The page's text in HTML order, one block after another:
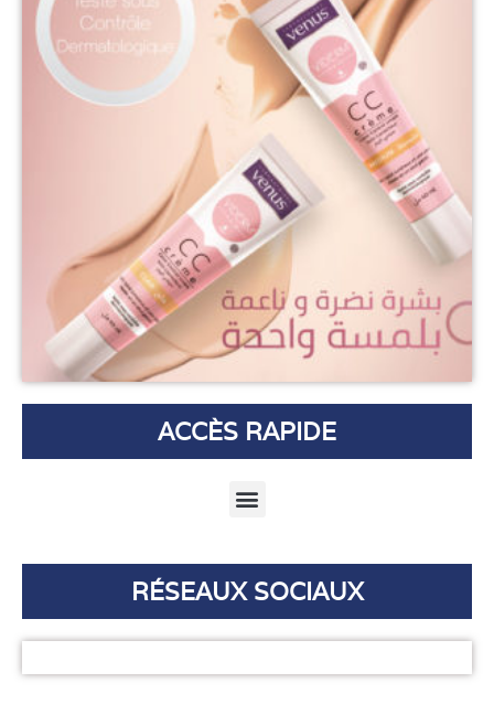
ACCÈS RAPIDE
Menu
RÉSEAUX SOCIAUX